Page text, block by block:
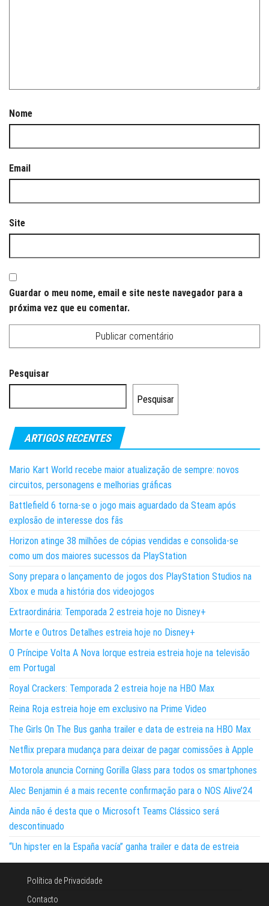
Nome
Email
Site
Guardar o meu nome, email e site neste navegador para a
próxima vez que eu comentar.
Pesquisar
Pesquisar
ARTIGOS RECENTES
Mario Kart World recebe maior atualização de sempre: novos
circuitos, personagens e melhorias gráficas
Battlefield 6 torna-se o jogo mais aguardado da Steam após
explosão de interesse dos fãs
Horizon atinge 38 milhões de cópias vendidas e consolida-se
como um dos maiores sucessos da PlayStation
Sony prepara o lançamento de jogos dos PlayStation Studios na
Xbox e muda a história dos videojogos
Extraordinária: Temporada 2 estreia hoje no Disney+
Morte e Outros Detalhes estreia hoje no Disney+
O Príncipe Volta A Nova Iorque estreia estreia hoje na televisão
em Portugal
Royal Crackers: Temporada 2 estreia hoje na HBO Max
Reina Roja estreia hoje em exclusivo na Prime Video
The Girls On The Bus ganha trailer e data de estreia na HBO Max
Netflix prepara mudança para deixar de pagar comissões à Apple
Motorola anuncia Corning Gorilla Glass para todos os smartphones
Alec Benjamin é a mais recente confirmação para o NOS Alive’24
Ainda não é desta que o Microsoft Teams Clássico será
descontinuado
“Un hipster en la España vacía” ganha trailer e data de estreia
Política de Privacidade
Contacto